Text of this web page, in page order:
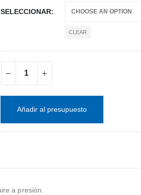
SELECCIONAR
CLEAR
Añadir al presupuesto
a presión.